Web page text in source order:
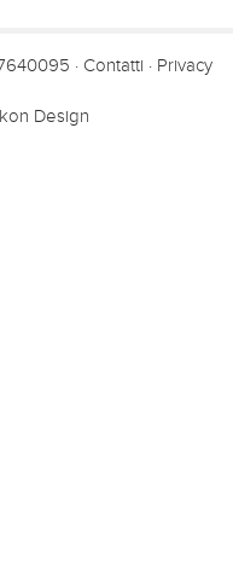
· Contatti · Privacy
Design